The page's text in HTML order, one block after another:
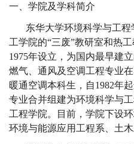
一、学院及学科简介
东华大学环境科学与工程
工学院的“三废”教研室和热
1975年设立，为国内最早建
燃气、通风及空调工程专业在
暖通空调本科生，自1982年
专业合并组建为环境科学与工
工程学院。目前，学院下设
环境与能源应用工程系、土木